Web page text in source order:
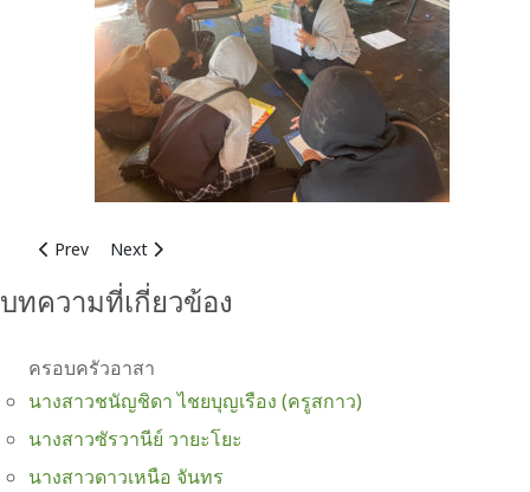
Previous article: นาวสาวนุชสรา มาบัง
Prev Next article: นางสาวยัสมี ขวัญคาวิน
Next
บทความที่เกี่ยวข้อง
ครอบครัวอาสา
นางสาวชนัญชิดา ไชยบุญเรือง (ครูสกาว)
นางสาวซัรวานีย์ วายะโยะ
นางสาวดาวเหนือ จันทร